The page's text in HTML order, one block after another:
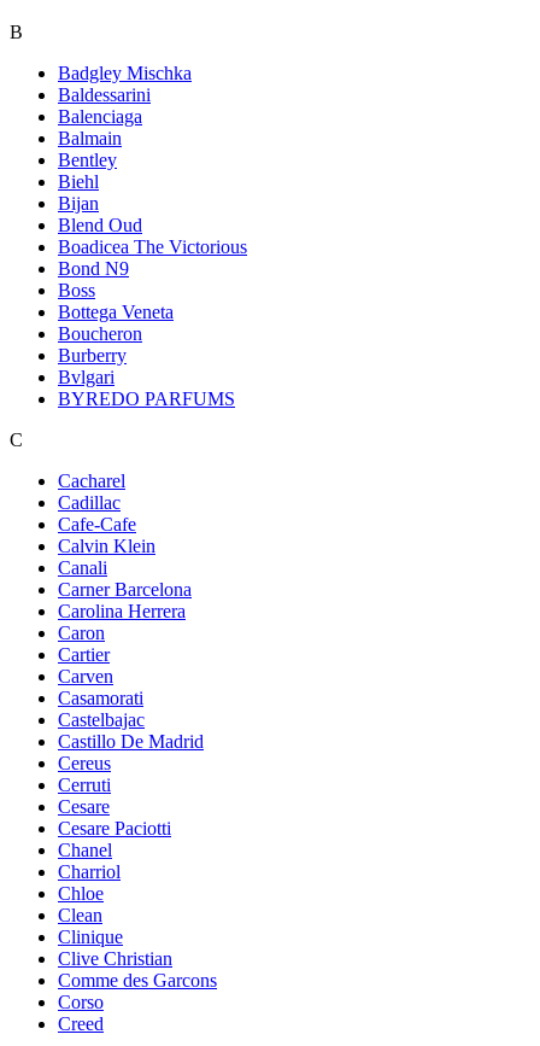
B
Badgley Mischka
Baldessarini
Balenciaga
Balmain
Bentley
Biehl
Bijan
Blend Oud
Boadicea The Victorious
Bond N9
Boss
Bottega Veneta
Boucheron
Burberry
Bvlgari
BYREDO PARFUMS
C
Cacharel
Cadillac
Cafe-Cafe
Calvin Klein
Canali
Carner Barcelona
Carolina Herrera
Caron
Cartier
Carven
Casamorati
Castelbajac
Castillo De Madrid
Cereus
Cerruti
Cesare
Cesare Paciotti
Chanel
Charriol
Chloe
Clean
Clinique
Clive Christian
Comme des Garcons
Corso
Creed